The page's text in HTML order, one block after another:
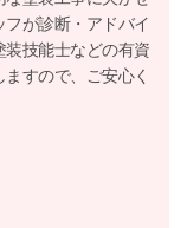
が診断・アドバイ
技能士などの有資
すので、ご安心く